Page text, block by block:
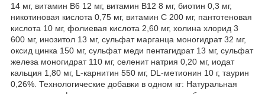
14 мг, витамин В6 12 мг, витамин B12 8 мг, биотин 0,3 мг,
никотиновая кислота 0,75 мг, витамин C 200 мг, пантотеновая
кислота 10 мг, фолиевая кислота 2,60 мг, холина хлорид 3
600 мг, инозитол 13 мг, сульфат марганца моногидрат 32 мг,
оксид цинка 150 мг, сульфат меди пентагидрат 13 мг, сульфат
железа моногидрат 110 мг, селенит натрия 0,20 мг, иодат
кальция 1,80 мг, L-карнитин 550 мг, DL-метионин 10 г, таурин
0,26%. Технологические добавки в одном кг: Натуральная